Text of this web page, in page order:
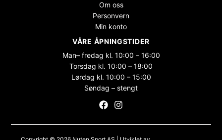
Om oss
Personvern
Min konto
VÅRE ÅPNINGSTIDER
Man– fredag kl. 10:00 – 16:00
Torsdag kl. 10:00 – 18:00
Lørdag kl. 10:00 – 15:00
Søndag – stengt